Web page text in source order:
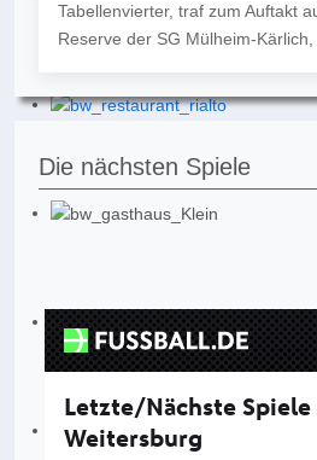
Tabellenvierter, traf zum Auftakt
Reserve der SG Mülheim-Kärlich,
Die nächsten Spiele